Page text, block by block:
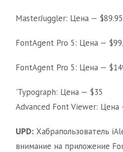
MasterJuggler: Цена — $89.95
FontAgent Pro 5: Цена —
FontAgent Pro 5: Цена —
'Typograph: Цена — $35
Advanced Font Viewer: Цена
UPD: Хабрапользователь
внимание на приложениe